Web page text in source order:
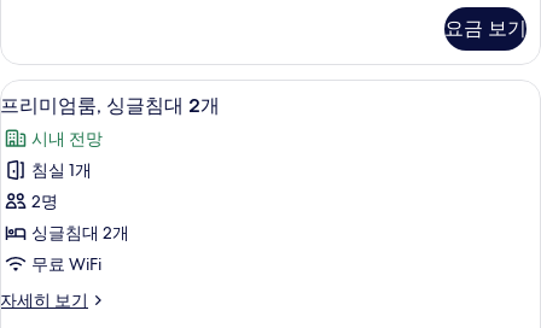
두
보
기
히
기
개,
클
럽
라
운
지
이
용
(Living
사
이
즈
대
클
럽
라
운
지
요금 보기
프
리
미
엄
룸,
싱
글
침
저자극성 침구, 미니바, 객실 내 금고,
13
프리미엄룸, 싱글침대 2개
시내 전망
침실 1개
2명
싱글침대 2개
무료 WiFi
자세히 보기
프